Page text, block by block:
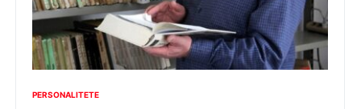
PERSONALITETE